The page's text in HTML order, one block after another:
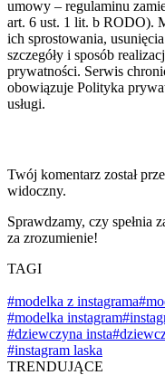
umowy – regulaminu
art. 6 ust. 1 lit. b RODO).
ich sprostowania,
szczegóły i sposób
prywatności. Serwis
obowiązuje Polityka
usługi.
Twój komentarz został
widoczny.
Sprawdzamy, czy spełnia
za zrozumienie!
TAGI
#modelka z instagrama
#modelka instagram
#dziewczyna insta
#instagram laska
TRENDUJĄCE